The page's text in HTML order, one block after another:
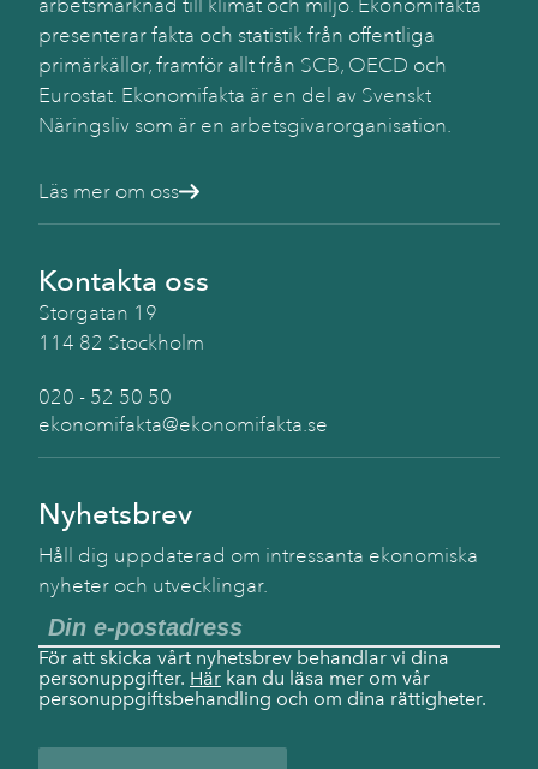
arbetsmarknad till klimat och miljö. Ekonomifakta
presenterar fakta och statistik från offentliga
primärkällor, framför allt från SCB, OECD och
Eurostat. Ekonomifakta är en del av Svenskt
Näringsliv som är en arbetsgivarorganisation.
Läs mer om oss
Kontakta oss
Storgatan 19
114 82 Stockholm
020 - 52 50 50
ekonomifakta@ekonomifakta.se
Nyhetsbrev
Håll dig uppdaterad om intressanta ekonomiska
nyheter och utvecklingar.
För att skicka vårt nyhetsbrev behandlar vi dina
personuppgifter. Här kan du läsa mer om vår
personuppgiftsbehandling och om dina rättigheter.